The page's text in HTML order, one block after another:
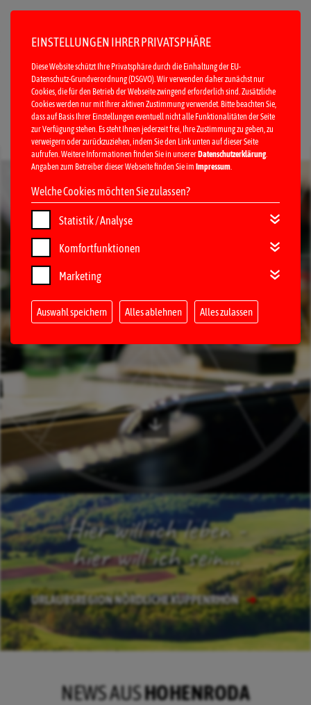
MENÜ
Hier will ich leben -
hier will ich sein...
URLAUBSREGION NÖRDLICHE KUPPENRHÖN
NEWS AUSHOHENRODA
EINSTELLUNGEN IHRER PRIVATSPHÄRE
Diese Website schützt Ihre Privatsphäre durch die Einhaltung der EU-
Datenschutz-Grundverordnung (DSGVO). Wir verwenden daher zunächst nur
Cookies, die für den Betrieb der Webseite zwingend erforderlich sind. Zusätzliche
Cookies werden nur mit Ihrer aktiven Zustimmung verwendet. Bitte beachten Sie,
dass auf Basis Ihrer Einstellungen eventuell nicht alle Funktionalitäten der Seite
zur Verfügung stehen. Es steht Ihnen jederzeit frei, Ihre Zustimmung zu geben, zu
verweigern oder zurückzuziehen, indem Sie den Link unten auf dieser Seite
aufrufen. Weitere Informationen finden Sie in unserer Datenschutzerklärung.
Angaben zum Betreiber dieser Webseite finden Sie im Impressum.
Welche Cookies möchten Sie zulassen?
Statistik / Analyse
Komfortfunktionen
Marketing
Auswahl speichern Alles ablehnen Alles zulassen